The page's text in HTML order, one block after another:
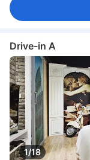
Drive-in A
1/18